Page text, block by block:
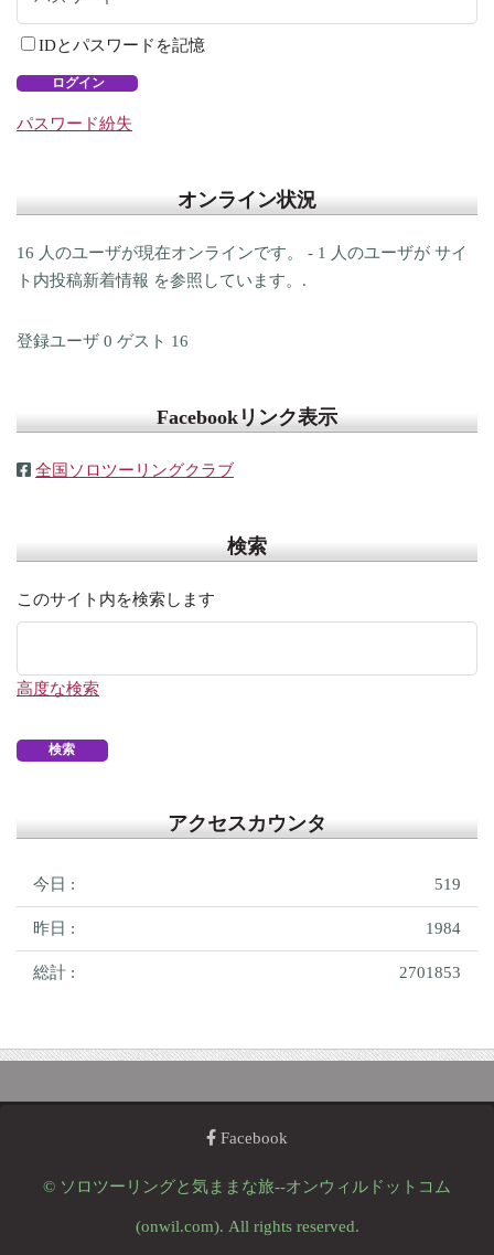
IDとパスワードを記憶
ログイン
パスワード紛失
オンライン状況
16 人のユーザが現在オンラインです。 - 1 人のユーザが サイ
ト内投稿新着情報 を参照しています。.
登録ユーザ 0 ゲスト 16
Facebookリンク表示
全国ソロツーリングクラブ
検索
このサイト内を検索します
高度な検索
アクセスカウンタ
今日 : 519
昨日 : 1984
総計 : 2701853
Facebook
© ソロツーリングと気ままな旅--オンウィルドットコム
(onwil.com). All rights reserved.